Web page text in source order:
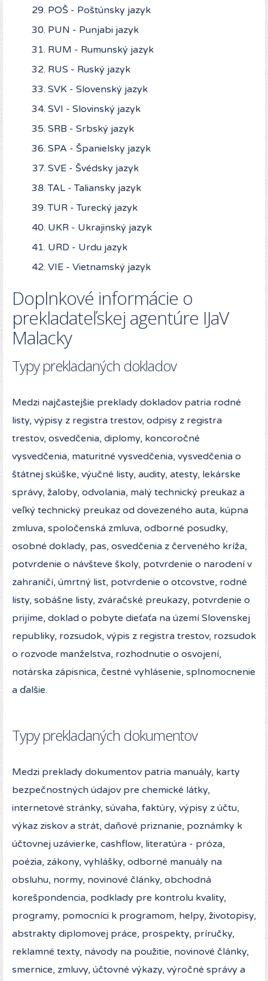
POŠ - Poštúnsky jazyk
PUN - Punjabi jazyk
RUM - Rumunský jazyk
RUS - Ruský jazyk
SVK - Slovenský jazyk
SVI - Slovinský jazyk
SRB - Srbský jazyk
SPA - Španielsky jazyk
SVE - Švédsky jazyk
TAL - Taliansky jazyk
TUR - Turecký jazyk
UKR - Ukrajinský jazyk
URD - Urdu jazyk
VIE - Vietnamský jazyk
Doplnkové informácie o
prekladateľskej agentúre IJaV
Malacky
Typy prekladaných dokladov
Medzi najčastejšie preklady dokladov patria rodné
listy, výpisy z registra trestov, odpisy z registra
trestov, osvedčenia, diplomy, koncoročné
vysvedčenia, maturitné vysvedčenia, vysvedčenia o
štátnej skúške, výučné listy, audity, atesty, lekárske
správy, žaloby, odvolania, malý technický preukaz a
veľký technický preukaz od dovezeného auta, kúpna
zmluva, spoločenská zmluva, odborné posudky,
osobné doklady, pas, osvedčenia z červeného kríža,
potvrdenie o návšteve školy, potvrdenie o narodení v
zahraničí, úmrtný list, potvrdenie o otcovstve, rodné
listy, sobášne listy, zváračské preukazy, potvrdenie o
prijíme, doklad o pobyte dieťaťa na území Slovenskej
republiky, rozsudok, výpis z registra trestov, rozsudok
o rozvode manželstva, rozhodnutie o osvojení,
notárska zápisnica, čestné vyhlásenie, splnomocnenie
a ďalšie.
Typy prekladaných dokumentov
Medzi preklady dokumentov patria manuály, karty
bezpečnostných údajov pre chemické látky,
internetové stránky, súvaha, faktúry, výpisy z účtu,
výkaz ziskov a strát, daňové priznanie, poznámky k
účtovnej uzávierke, cashflow, literatúra - próza,
poézia, zákony, vyhlášky, odborné manuály na
obsluhu, normy, novinové články, obchodná
korešpondencia, podklady pre kontrolu kvality,
programy, pomocníci k programom, helpy, životopisy,
abstrakty diplomovej práce, prospekty, príručky,
reklamné texty, návody na použitie, novinové články,
smernice, zmluvy, účtovné výkazy, výročné správy a